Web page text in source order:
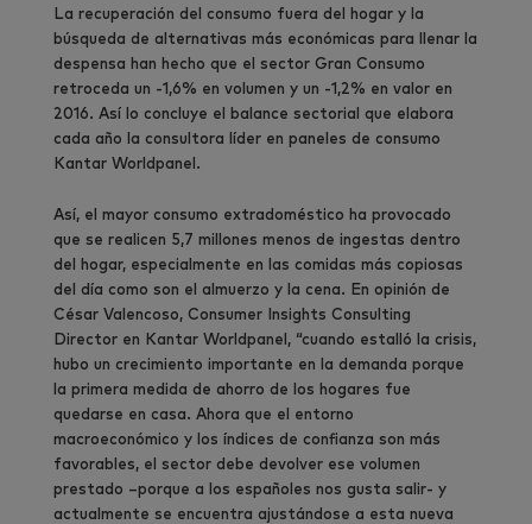
La recuperación del consumo fuera del hogar y la
búsqueda de alternativas más económicas para llenar la
despensa han hecho que el sector Gran Consumo
retroceda un -1,6% en volumen y un -1,2% en valor en
2016. Así lo concluye el balance sectorial que elabora
cada año la consultora líder en paneles de consumo
Kantar Worldpanel.
Así, el mayor consumo extradoméstico ha provocado
que se realicen 5,7 millones menos de ingestas dentro
del hogar, especialmente en las comidas más copiosas
del día como son el almuerzo y la cena. En opinión de
César Valencoso, Consumer Insights Consulting
Director en Kantar Worldpanel, “cuando estalló la crisis,
hubo un crecimiento importante en la demanda porque
la primera medida de ahorro de los hogares fue
quedarse en casa. Ahora que el entorno
macroeconómico y los índices de confianza son más
favorables, el sector debe devolver ese volumen
prestado –porque a los españoles nos gusta salir- y
actualmente se encuentra ajustándose a esta nueva